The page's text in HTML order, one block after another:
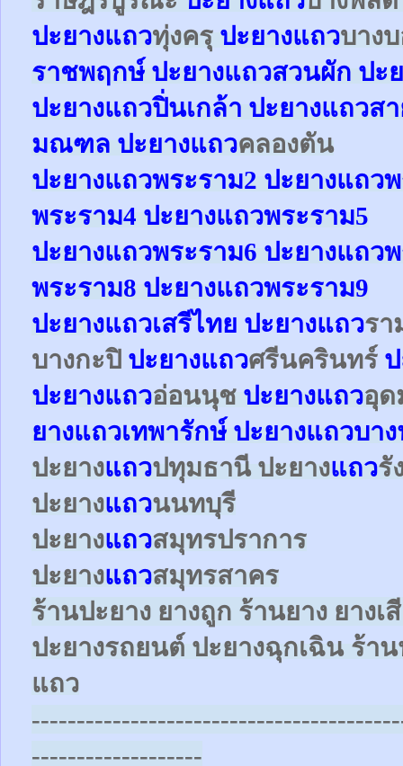
ปะยางแถวทุ่งครุ ปะยางแถวบาง
ราชพฤกษ์ ปะยางแถวสวนผัก ปะ
ปะยางแถวปิ่นเกล้า ปะยางแถวส
มณฑล ปะยางแถวคลองตัน
ปะยางแถวพระราม2 ปะยางแถว
พระราม4 ปะยางแถวพระราม5
ปะยางแถวพระราม6 ปะยางแถว
พระราม8 ปะยางแถวพระราม9
ปะยางแถวเสรีไทย ปะยางแถวร
บางกะปิ ปะยางแถวศรีนครินทร์
ปะยางแถวอ่อนนุช ปะยางแถวอุ
ยางแถวเทพารักษ์ ปะยางแถวบา
ปะยางแถวปทุมธานี ปะยางแถวรั
ปะยางแถวนนทบุรี
ปะยางแถวสมุทรปราการ
ปะยางแถวสมุทรสาคร
ร้านปะยาง ยางถูก ร้านยาง ยางเ
ปะยางรถยนต์ ปะยางฉุกเฉิน ร้า
แถว
-------------------